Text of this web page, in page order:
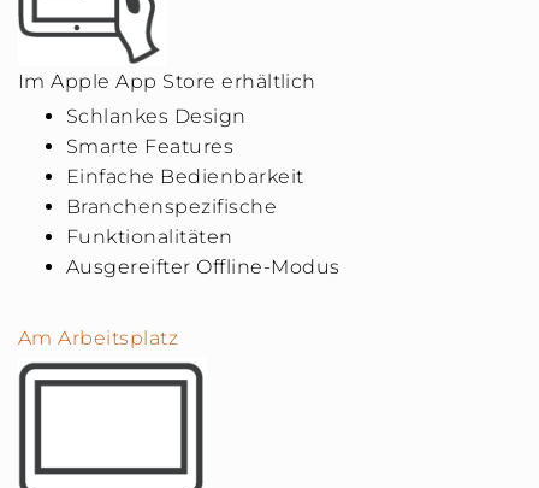
Im Apple App Store erhältlich
Schlankes Design
Smarte Features
Einfache Bedienbarkeit
Branchenspezifische
Funktionalitäten
Ausgereifter Offline-Modus
Am Arbeitsplatz